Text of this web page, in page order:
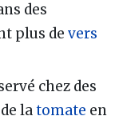
des
plus de vers
chez des
latomate en